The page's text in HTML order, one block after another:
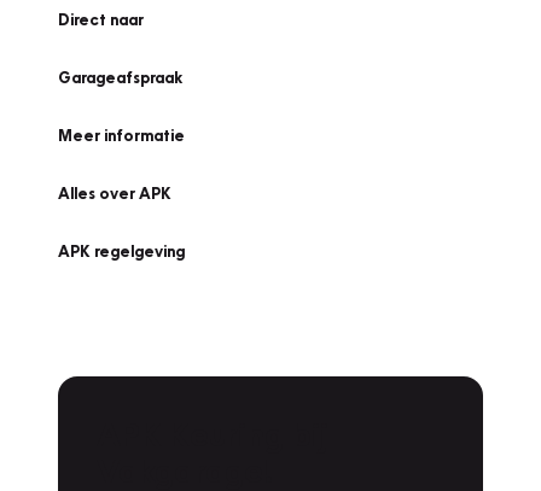
Direct naar
Garageafspraak
Meer informatie
Alles over APK
APK regelgeving